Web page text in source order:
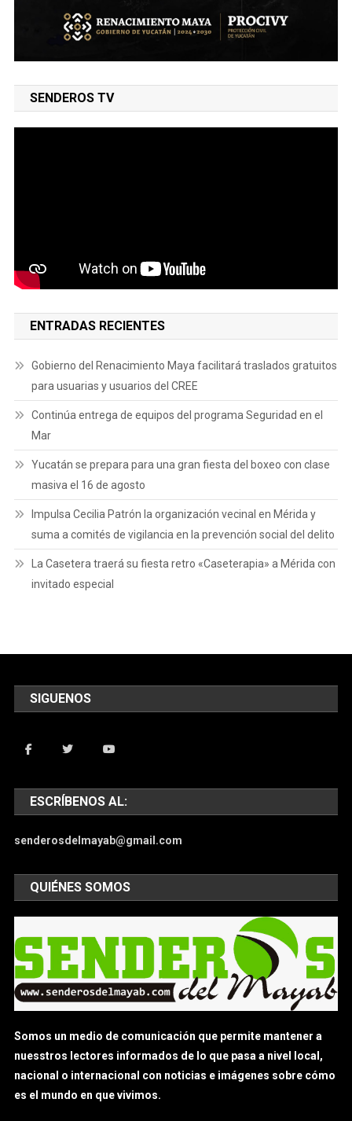
SENDEROS TV
ENTRADAS RECIENTES
Gobierno del Renacimiento Maya facilitará traslados gratuitos
para usuarias y usuarios del CREE
Continúa entrega de equipos del programa Seguridad en el
Mar
Yucatán se prepara para una gran fiesta del boxeo con clase
masiva el 16 de agosto
Impulsa Cecilia Patrón la organización vecinal en Mérida y
suma a comités de vigilancia en la prevención social del delito
La Casetera traerá su fiesta retro «Caseterapia» a Mérida con
invitado especial
SIGUENOS
ESCRÍBENOS AL:
senderosdelmayab@gmail.com
QUIÉNES SOMOS
Somos un medio de comunicación que permite mantener a
nuesstros lectores informados de lo que pasa a nivel local,
nacional o internacional con noticias e imágenes sobre cómo
es el mundo en que vivimos.